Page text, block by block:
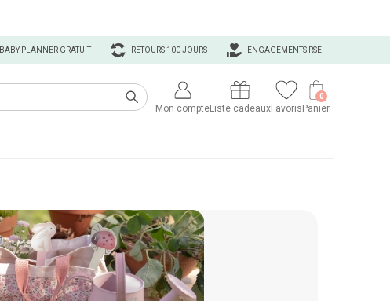
ENGAGEMENTS RSE
RETOURS 100 JOURS
BABY PLANNER GRATUIT
Mon compteListe cadeauxFavorisPanier
0